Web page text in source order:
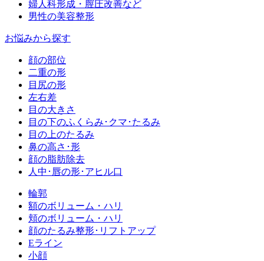
婦人科形成・膣圧改善など
男性の美容整形
お悩みから探す
顔の部位
二重の形
目尻の形
左右差
目の大きさ
目の下のふくらみ･クマ･たるみ
目の上のたるみ
鼻の高さ･形
顔の脂肪除去
人中･唇の形･アヒル口
輪郭
額のボリューム・ハリ
頬のボリューム・ハリ
顔のたるみ整形･リフトアップ
Eライン
小顔